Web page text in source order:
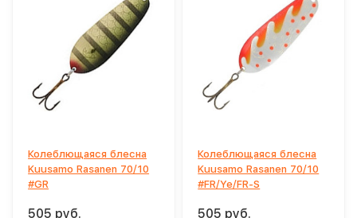
Колеблющаяся блесна
Kuusamo Rasanen 70/10
#GR
505 руб.
Колеблющаяся блесна
Kuusamo Rasanen 70/10
#FR/Ye/FR-S
505 руб.